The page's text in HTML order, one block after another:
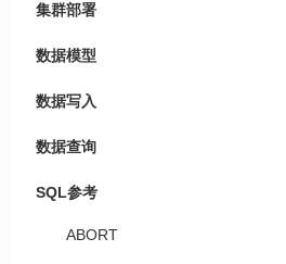
集群部署
数据模型
数据写入
数据查询
SQL参考
ABORT